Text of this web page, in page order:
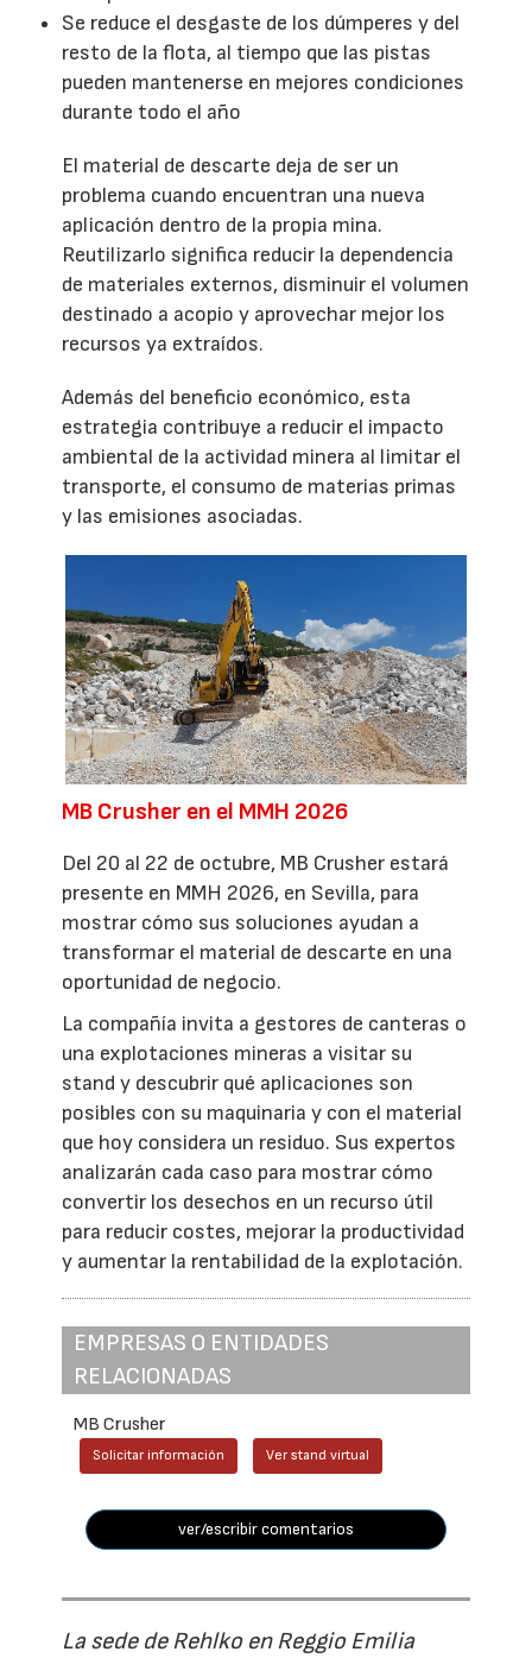
Se reduce el desgaste de los dúmperes y del
resto de la flota, al tiempo que las pistas
pueden mantenerse en mejores condiciones
durante todo el año
El material de descarte deja de ser un
problema cuando encuentran una nueva
aplicación dentro de la propia mina.
Reutilizarlo significa reducir la dependencia
de materiales externos, disminuir el volumen
destinado a acopio y aprovechar mejor los
recursos ya extraídos.
Además del beneficio económico, esta
estrategia contribuye a reducir el impacto
ambiental de la actividad minera al limitar el
transporte, el consumo de materias primas
y las emisiones asociadas.
MB Crusher en el MMH 2026
Del 20 al 22 de octubre, MB Crusher estará
presente en MMH 2026, en Sevilla, para
mostrar cómo sus soluciones ayudan a
transformar el material de descarte en una
oportunidad de negocio.
La compañía invita a gestores de canteras o
una explotaciones mineras a visitar su
stand y descubrir qué aplicaciones son
posibles con su maquinaria y con el material
que hoy considera un residuo. Sus expertos
analizarán cada caso para mostrar cómo
convertir los desechos en un recurso útil
para reducir costes, mejorar la productividad
y aumentar la rentabilidad de la explotación.
EMPRESAS O ENTIDADES
RELACIONADAS
MB Crusher
Solicitar información Ver stand virtual
ver/escribir comentarios
La sede de Rehlko en Reggio Emilia